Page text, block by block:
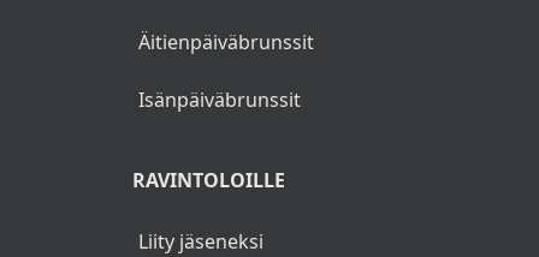
Äitienpäiväbrunssit
Isänpäiväbrunssit
RAVINTOLOILLE
Liity jäseneksi